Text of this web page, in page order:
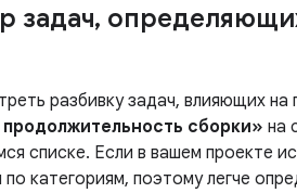
задач,
разбивку задач, влияющих
сборки» на
списке. Если в вашем проекте
по категориям, поэтому легче